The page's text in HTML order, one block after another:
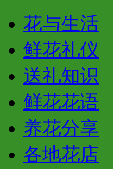
花与生活
鲜花礼仪
送礼知识
鲜花花语
养花分享
各地花店